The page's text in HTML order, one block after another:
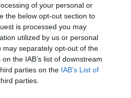
of your personal or
the below opt-out section to
is processed you may
utilized by us or personal
may separately opt-out of the
the IAB’s list of downstream
parties on the IAB’s List of
parties.
18.
Afgewezen
onderstreept
De terugkeer